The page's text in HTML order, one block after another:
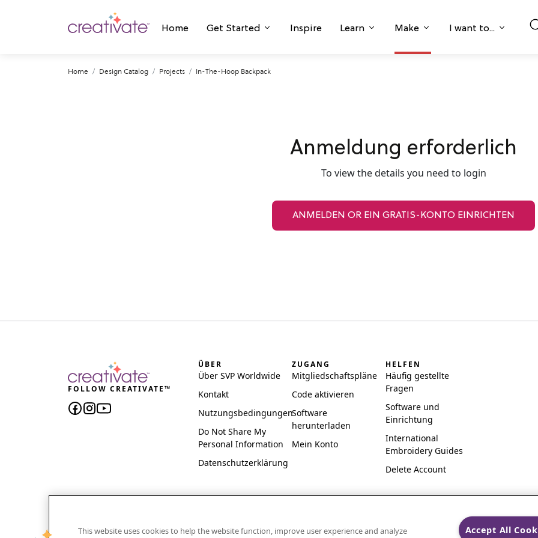
Home Get Started Inspire Learn Make I want to...
Home Design Catalog Projects In-The-Hoop Backpack
Anmeldung erforderlich
To view the details you need to login
ANMELDEN OR EIN GRATIS-KONTO EINRICHTEN
FOLLOW CREATIVATE™
ÜBER
Über SVP Worldwide
Kontakt
Nutzungsbedingungen
Do Not Share My
Personal Information
Datenschutzerklärung
ZUGANG
Mitgliedschaftspläne
Code aktivieren
Software
herunterladen
Mein Konto
HELFEN
Häufig gestellte
Fragen
Software und
Einrichtung
International
Embroidery Guides
Delete Account
This website uses cookies to help the website function, improve user experience and analyze
Accept All